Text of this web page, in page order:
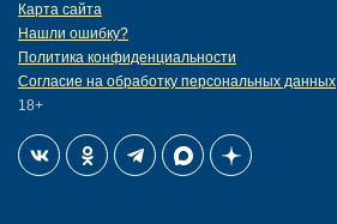
Карта сайта
Нашли ошибку?
Политика конфиденциальности
Согласие на обработку персональных данных
18+